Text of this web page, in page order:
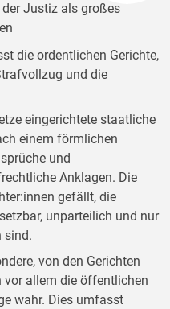
Justiz als großes
die ordentlichen Gerichte,
und die
eingerichtete staatliche
einem förmlichen
und
Anklagen. Die
gefällt, die
unparteilich und nur
sind.
von den Gerichten
vor allem die öffentlichen
wahr. Dies umfasst